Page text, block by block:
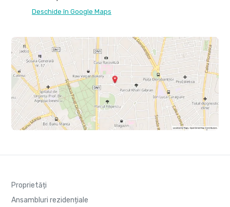
Deschide în Google Maps
Proprietăți
Ansambluri rezidențiale